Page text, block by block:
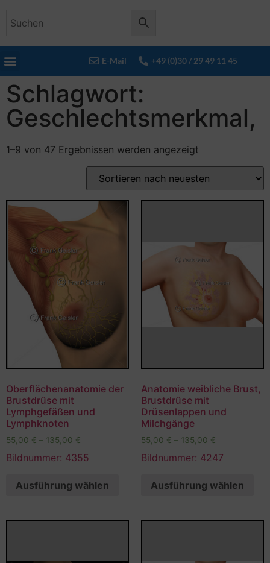
E-Mail +49 (0)30 / 29 49 11 45
Schlagwort:
Geschlechtsmerkmal,
1–9 von 47 Ergebnissen werden angezeigt
Oberflächenanatomie der
Brustdrüse mit
Lymphgefäßen und
Lymphknoten
55,00 € – 135,00 €
Bildnummer: 4355
Ausführung wählen
Anatomie weibliche Brust,
Brustdrüse mit
Drüsenlappen und
Milchgänge
55,00 € – 135,00 €
Bildnummer: 4247
Ausführung wählen